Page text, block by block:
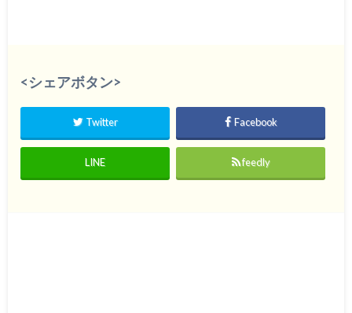
<シェアボタン>
Twitter Facebook
LINE feedly